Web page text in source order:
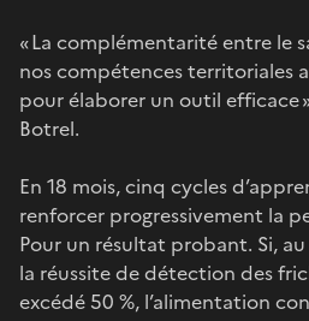
« La complémentarité entre le
nos compétences territoriales
pour élaborer un outil efficace
Botrel.
En 18 mois, cinq cycles
renforcer progressivement la
Pour un résultat probant. Si,
la réussite de détection des
excédé 50 %, l’alimentation